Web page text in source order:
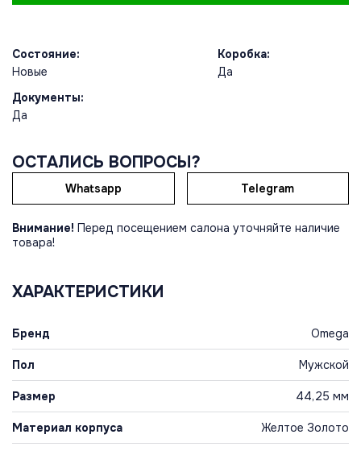
Состояние:
Новые
Коробка:
Да
Документы:
Да
ОСТАЛИСЬ ВОПРОСЫ?
Whatsapp Telegram
Внимание! Перед посещением салона уточняйте наличие
товара!
ХАРАКТЕРИСТИКИ
Бренд Omega
Пол Мужской
Размер 44,25 мм
Материал корпуса Желтое Золото